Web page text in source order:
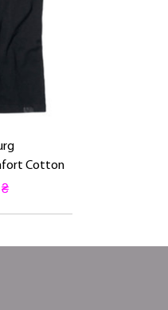
Cotton
₴